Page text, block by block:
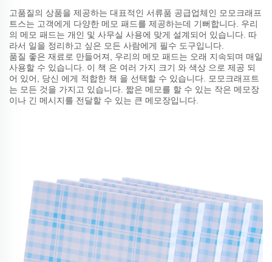
고품질의 상품을 제공하는 대표적인 서류품 공급업체인 모모크래프
트스는 고객에게 다양한 메모 패드를 제공하는데 기뻐합니다. 우리
의 메모 패드는 개인 및 사무실 사용에 맞게 설계되어 있습니다. 따
라서 일을 정리하고 싶은 모든 사람에게 필수 도구입니다.
품질 좋은 재료로 만들어져, 우리의 메모 패드는 오래 지속되며 매일
사용할 수 있습니다. 이 책 은 여러 가지 크기 와 색상 으로 제공 되
어 있어, 당신 에게 적합한 책 을 선택할 수 있습니다. 모모크래프트
는 모든 것을 가지고 있습니다. 짧은 메모를 할 수 있는 작은 메모장
이나 긴 메시지를 전달할 수 있는 큰 메모장입니다.